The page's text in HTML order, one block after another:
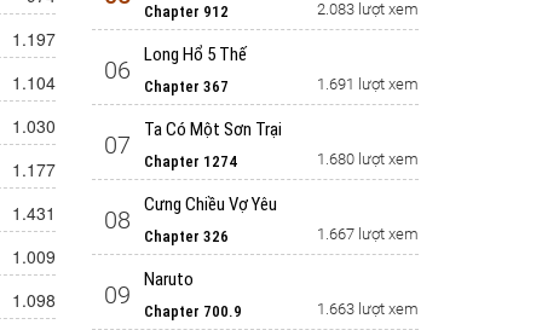
1.197
1.104
1.030
1.177
1.431
1.009
1.098
Chapter 912 2.083 lượt xem
06
Long Hổ 5 Thế
Chapter 367 1.691 lượt xem
07
Ta Có Một Sơn Trại
Chapter 1274 1.680 lượt xem
08
Cưng Chiều Vợ Yêu
Chapter 326 1.667 lượt xem
09
Naruto
Chapter 700.9 1.663 lượt xem